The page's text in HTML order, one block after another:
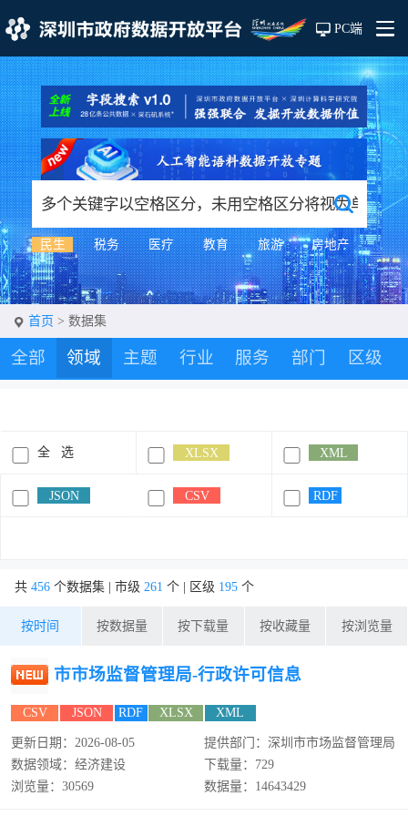
PC端
民生 税务 医疗 教育 旅游 房地产
首页 > 数据集
全部 领域 主题 行业 服务 部门 区级
全 选 XLSX XML
JSON CSV RDF
共 456个数据集 | 市级 261 个 | 区级 195个
按时间 按数据量 按下载量 按收藏量 按浏览量
市市场监督管理局-行政许可信息
CSV JSON RDF XLSX XML
更新日期：2026-08-05
提供部门：深圳市市场监督管理局
数据领域：经济建设
下载量：729
浏览量：30569
数据量：14643429